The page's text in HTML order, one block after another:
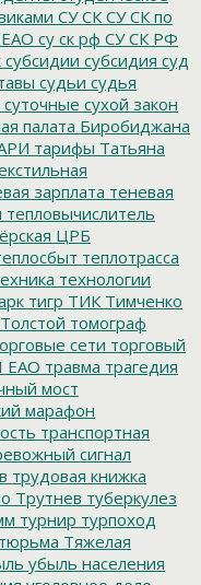
СУ СК СУ СК по
ЕАО су ск рф СУ СК РФ
субсидии субсидия суд
судьи судья
суточные сухой закон
палата Биробиджана
тарифы Татьяна
зарплата теневая
тепловычислитель
ЦРБ
теплотрасса
технологии
тигр ТИК Тимченко
Толстой томограф
сети торговый
ЕАО травма трагедия
мост
марафон
транспортная
сигнал
трудовая книжка
Трутнев туберкулез
турнир турпоход
тюрьма Тяжелая
убыль населения